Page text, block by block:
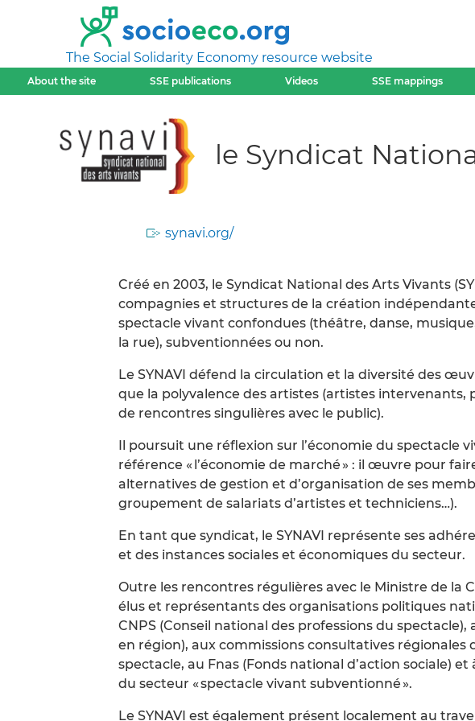
The Social Solidarity Economy resource website
About the site SSE publications Videos SSE mappings
le Syndicat
synavi.org/
Créé en 2003, le Syndicat National des Arts Vivants
compagnies et structures de la création
spectacle vivant confondues (théâtre, danse,
la rue), subventionnées ou non.
Le SYNAVI défend la circulation et la diversité des
que la polyvalence des artistes (artistes intervenants,
de rencontres singulières avec le public).
Il poursuit une réflexion sur l’économie du spectacle
référence « l’économie de marché » : il œuvre pour
alternatives de gestion et d’organisation de ses
groupement de salariats d’artistes et techniciens…).
En tant que syndicat, le SYNAVI représente ses
et des instances sociales et économiques du secteur.
Outre les rencontres régulières avec le Ministre de la
élus et représentants des organisations politiques
CNPS (Conseil national des professions du spectacle),
en région), aux commissions consultatives régionales
spectacle, au Fnas (Fonds national d’action sociale)
du secteur « spectacle vivant subventionné ».
Le SYNAVI est également présent localement au